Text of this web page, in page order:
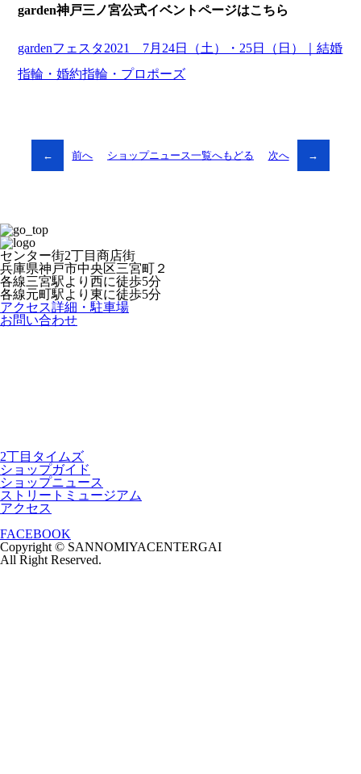
garden神戸三ノ宮公式イベントページはこちら
gardenフェスタ2021 7月24日（土）・25日（日）｜結婚
指輪・婚約指輪・プロポーズ
← 前へ ショップニュース一覧へもどる 次へ →
センター街2丁目商店街
兵庫県神戸市中央区三宮町２
各線三宮駅より西に徒歩5分
各線元町駅より東に徒歩5分
アクセス詳細・駐車場
お問い合わせ
2丁目タイムズ
ショップガイド
ショップニュース
ストリートミュージアム
アクセス
FACEBOOK
Copyright © SANNOMIYACENTERGAI
All Right Reserved.